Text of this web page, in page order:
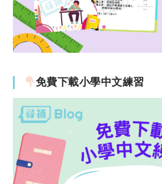
免費下載小學中文練習